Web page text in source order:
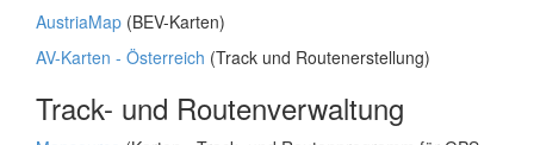
AustriaMap (BEV-Karten)
AV-Karten - Österreich (Track und Routenerstellung)
Track- und Routenverwaltung